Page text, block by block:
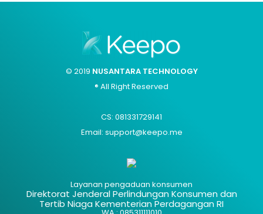
© 2019 NUSANTARA TECHNOLOGY
® All Right Reserved
CS: 081331729141
Email: support@keepo.me
Layanan pengaduan konsumen
Direktorat Jenderal Perlindungan Konsumen dan
Tertib Niaga Kementerian Perdagangan RI